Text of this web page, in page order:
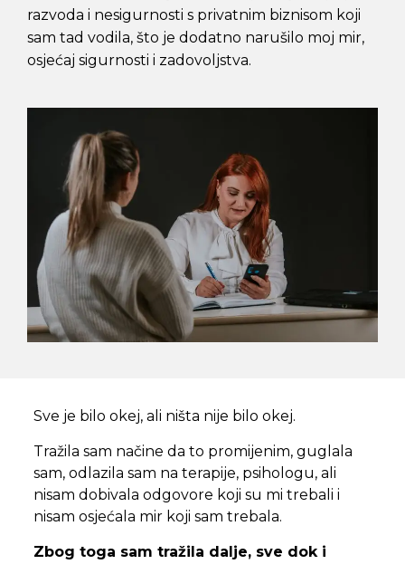
razvoda i nesigurnosti s privatnim biznisom koji
sam tad vodila, što je dodatno narušilo moj mir,
osjećaj sigurnosti i zadovoljstva.
Sve je bilo okej, ali ništa nije bilo okej.
Tražila sam načine da to promijenim, guglala
sam, odlazila sam na terapije, psihologu, ali
nisam dobivala odgovore koji su mi trebali i
nisam osjećala mir koji sam trebala.
Zbog toga sam tražila dalje, sve dok i